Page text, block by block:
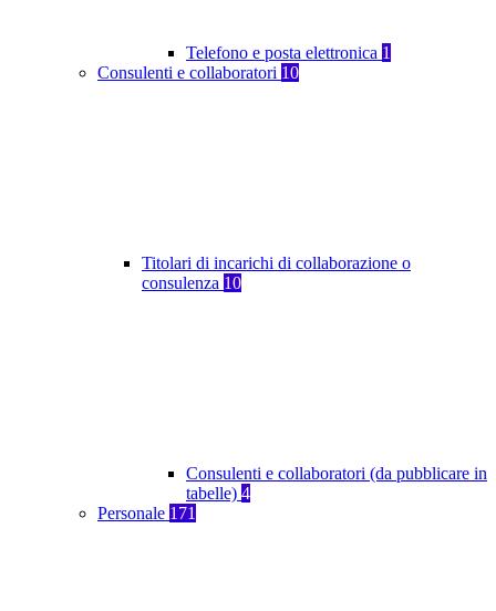
Telefono e posta elettronica 1
Consulenti e collaboratori 10
Titolari di incarichi di collaborazione o
consulenza 10
Consulenti e collaboratori (da pubblicare in
tabelle) 4
Personale 171